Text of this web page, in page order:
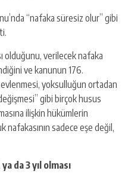
“nafaka süresiz olur” gibi
olduğunu, verilecek nafaka
ve kanunun 176.
yoksulluğun ortadan
gibi birçok husus
ilişkin hükümlerin
sadece eşe değil,
da 3 yıl olması